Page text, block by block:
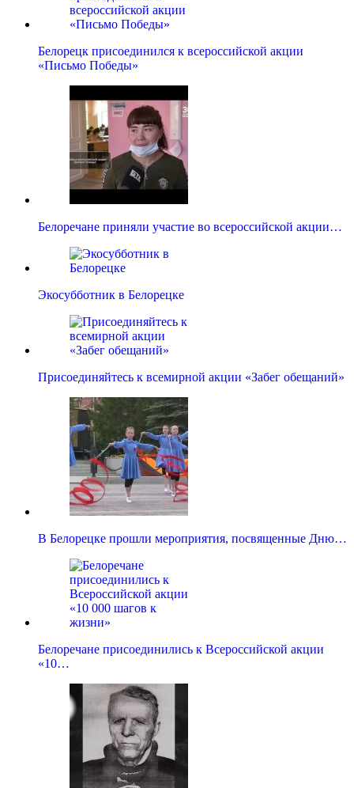
Белорецк присоединился к всероссийской акции
«Письмо Победы»
Белоречане приняли участие во всероссийской акции…
Экосубботник в Белорецке
Присоединяйтесь к всемирной акции «Забег обещаний»
В Белорецке прошли мероприятия, посвященные Дню…
Белоречане присоединились к Всероссийской акции
«10…